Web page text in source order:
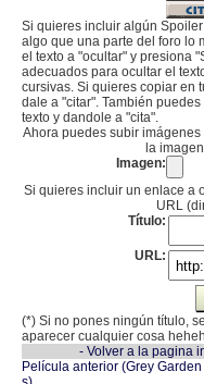
Si quieres incluir algún
algo que una parte del foro lo
el texto a "ocultar" y presiona
adecuados para ocultar el
cursivas. Si quieres copiar en
dale a "citar". También
texto y dandole a "cita".
Ahora puedes subir
la
Imagen:
Si quieres incluir un enlace a
URL
Título:
URL:
(*) Si no pones ningún título,
aparecer cualquier cosa
- Volver a la pagina
Película anterior (Grey Garden